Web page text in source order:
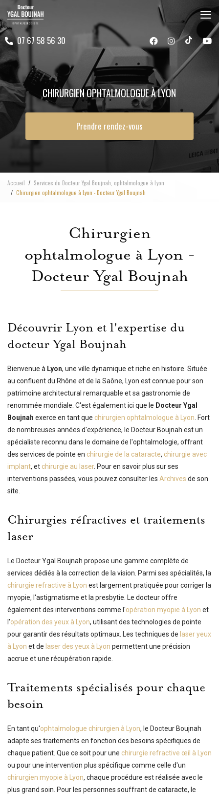
au
contenu
principal07 67 58 56 30
CHIRURGIEN OPHTALMOLOGUE À LYON
Prendre rendez-vous
Accueil
Services du Docteur Ygal Boujnah, ophtalmologue à Lyon
Chirurgien ophtalmologue à Lyon - Docteur Ygal Boujnah
Chirurgien
ophtalmologue à Lyon -
Docteur Ygal Boujnah
Découvrir Lyon et l'expertise du
docteur Ygal Boujnah
Bienvenue à Lyon, une ville dynamique et riche en histoire. Située
au confluent du Rhône et de la Saône, Lyon est connue pour son
patrimoine architectural remarquable et sa gastronomie de
renommée mondiale. C'est également ici que le Docteur Ygal
Boujnah exerce en tant que chirurgien ophtalmologue à Lyon . Fort
de nombreuses années d'expérience, le Docteur Boujnah est un
spécialiste reconnu dans le domaine de l'ophtalmologie, offrant
des services de pointe en chirurgie de la cataracte, chirurgie avec
implant, etchirurgie au laser. Pour en savoir plus sur ses
interventions passées, vous pouvez consulter les Archives de son
site.
Chirurgies réfractives et traitements
laser
Le Docteur Ygal Boujnah propose une gamme complète de
services dédiés à la correction de la vision. Parmi ses spécialités, la
chirurgie refractive à Lyon est largement pratiquée pour corriger la
myopie, l'astigmatisme et la presbytie. Le docteur offre
également des interventions comme l'opération myopie à Lyon et
l'opération des yeux à Lyon, utilisant des technologies de pointe
pour garantir des résultats optimaux. Les techniques de laser yeux
à Lyon et de laser des yeux à Lyon permettent une précision
accrue et une récupération rapide.
Traitements spécialisés pour chaque
besoin
En tant qu'ophtalmologue chirurgien à Lyon, le Docteur Boujnah
adapte ses traitements en fonction des besoins spécifiques de
chaque patient. Que ce soit pour une chirurgie refractive œil à Lyon
ou pour une intervention plus spécifique comme celle d'un
chirurgien myopie à Lyon, chaque procédure est réalisée avec le
plus grand soin. Pour les personnes souffrant de cataracte, le